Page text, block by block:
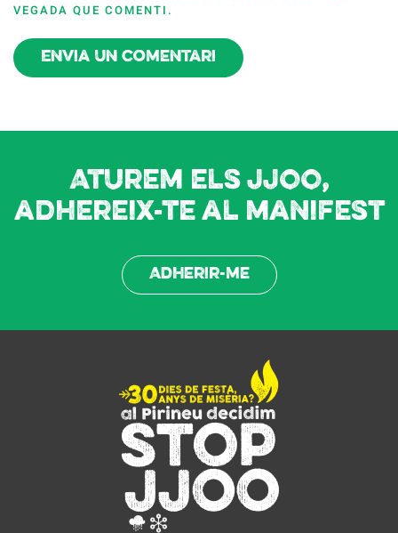
VEGADA QUE COMENTI.
Envia un comentari
Aturem els JJOO,
adhereix-te al manifest
Adherir-me